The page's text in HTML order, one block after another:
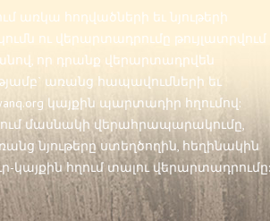
առկա հոդվածների եւ նյութերի
ու վերարտադրումը թույլատրվում
որ դրանք վերարտադրվեն
առանց հապավումների եւ
կայքին պարտադիր հղումով:
մասնակի վերահրապարակումը,
նյութերը ստեղծողին, հեղինակին
կայքին հղում տալու վերարտադրումը: